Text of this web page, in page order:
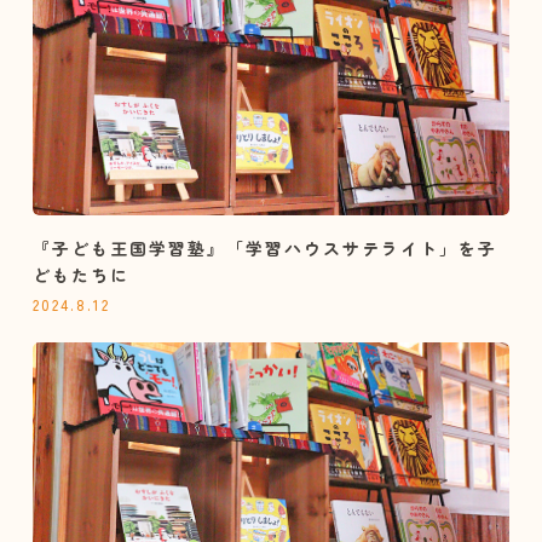
『子ども王国学習塾』「学習ハウスサテライト」を子
どもたちに
2024.8.12